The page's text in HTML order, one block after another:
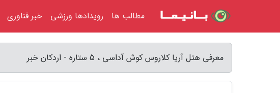
معرفی هتل آریا کلاروس کوش آداسی ، 5 ستاره - اردکان خبر
مطالب ها رویدادها ورزشی خبر فناوری